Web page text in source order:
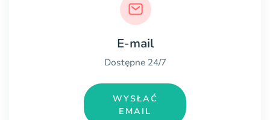
E-mail
Dostępne 24/7
WYSŁAĆ
EMAIL